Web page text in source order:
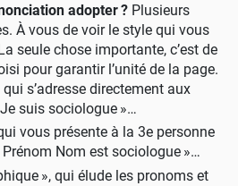
adopter?Plusieurs
À vous de voir le style qui vous
seule chose importante, c’est de
pour garantir l’unité de la page.
s’adresse directement aux
Je suis sociologue »…
vous présente à la 3e personne
Prénom Nom est sociologue »…
», qui élude les pronoms et